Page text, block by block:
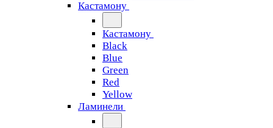
Кастамону
Кастамону
Black
Blue
Green
Red
Yellow
Ламинели